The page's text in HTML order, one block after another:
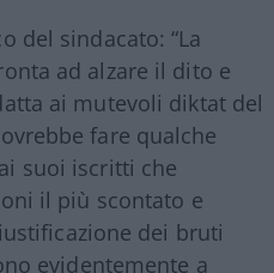
del sindacato: “La
ad alzare il dito e
ai mutevoli diktat del
fare qualche
suoi iscritti che
il più scontato e
dei bruti
evidentemente a